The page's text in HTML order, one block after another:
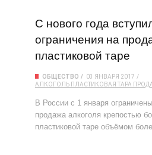
С нового года
ограничения на
пластиковой таре
ОБЩЕСТВО
03 ЯНВАРЯ 2017
АЛКОГОЛЬ ПЛАСТИКОВАЯ ТАРА
В России с 1 января
продажа алкоголя крепостью
пластиковой таре объёмом